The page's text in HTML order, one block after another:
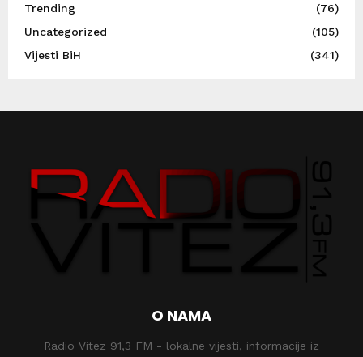
Trending
(76)
Uncategorized
(105)
Vijesti BiH
(341)
O NAMA
Radio Vitez 91,3 FM - lokalne vijesti, informacije iz